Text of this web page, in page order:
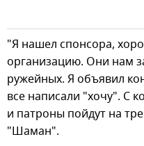
"Я нашел спонсора,
организацию. Они нам
ружейных. Я объявил
все написали "хочу". С
и патроны пойдут на
"Шаман".